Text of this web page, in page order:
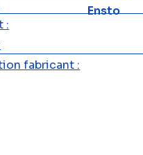
:
Ensto
fabricant :